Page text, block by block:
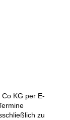
KG per E-
zu